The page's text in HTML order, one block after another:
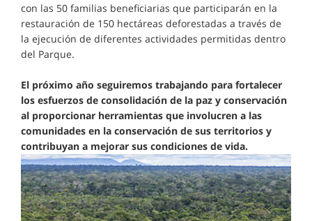
con las 50 familias beneficiarias que participarán en la
restauración de 150 hectáreas deforestadas a través de
la ejecución de diferentes actividades permitidas dentro
del Parque.
El próximo año seguiremos trabajando para fortalecer
los esfuerzos de consolidación de la paz y conservación
al proporcionar herramientas que involucren a las
comunidades en la conservación de sus territorios y
contribuyan a mejorar sus condiciones de vida.